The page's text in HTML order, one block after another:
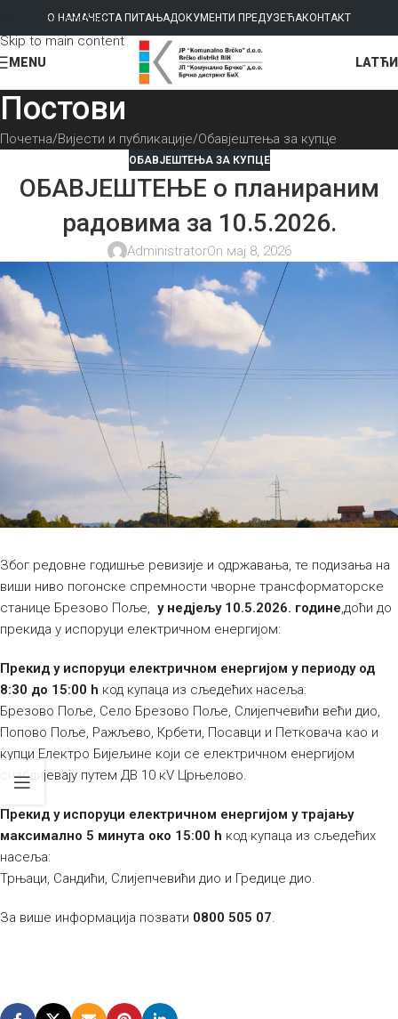
Skip to navigation
Skip to main content
О НАМАЧЕСТА ПИТАЊАДОКУМЕНТИ ПРЕДУЗЕЋАКОНТАКТ
MENU LAT
Постови
Почетна Вијести и публикације Обавјештења за купце
ОБАВЈЕШТЕЊА ЗА КУПЦЕ
ОБАВЈЕШТЕЊЕ о планираним
радовима за 10.5.2026.
AdministratorOn мај 8, 2026
Због редовне годишње ревизије и одржавања, те подизања на
виши ниво погонске спремности чворне трансформаторске
станице Брезово Поље, у недјељу 10.5.2026. године,доћи до
прекида у испоруци електричном енергијом:
Прекид у испоруци електричном енергијом у периоду од
8:30 до 15:00 h код купаца из сљедећих насеља:
Брезово Поље, Село Брезово Поље, Слијепчевићи већи дио,
Попово Поље, Ражљево, Крбети, Посавци и Петковача као и
купци Електро Бијељине који се електричном енергијом
снабдијевају путем ДВ 10 кV Црњелово.
Прекид у испоруци електричном енергијом у трајању
максимално 5 минута око 15:00 h код купаца из сљедећих
насеља:
Трњаци, Сандићи, Слијепчевићи дио и Гредице дио.
За више информација позвати 0800 505 07.